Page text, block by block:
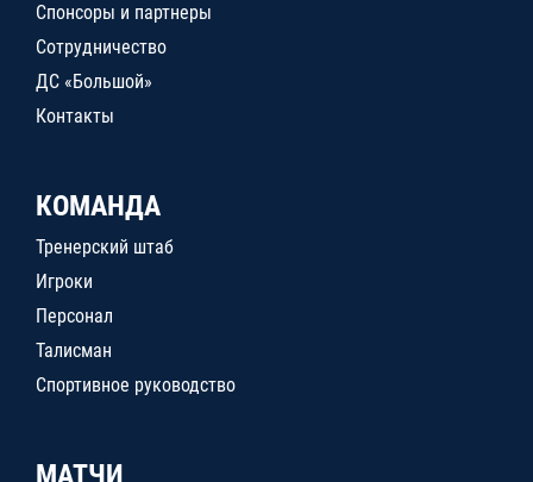
Спонсоры и партнеры
Сотрудничество
ДС «Большой»
Контакты
КОМАНДА
Тренерский штаб
Игроки
Персонал
Талисман
Спортивное руководство
МАТЧИ